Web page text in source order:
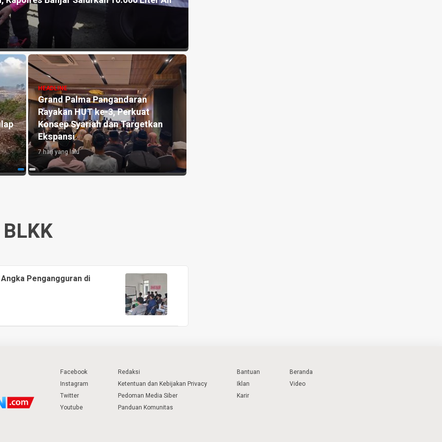
HEADLINE
Manfaat Aplikasi Pronalin Cek,
Bantu Ibu Hamil Kenali Risiko
hingga Siapkan Persalinan Lebih
Aman
1 minggu yang lalu
BLKK
Pengangguran di
Facebook
Instagram
Twitter
Youtube
Redaksi
Ketentuan dan Kebijakan Privacy
Pedoman Media Siber
Panduan Komunitas
Bantuan
Iklan
Karir
Beranda
Video